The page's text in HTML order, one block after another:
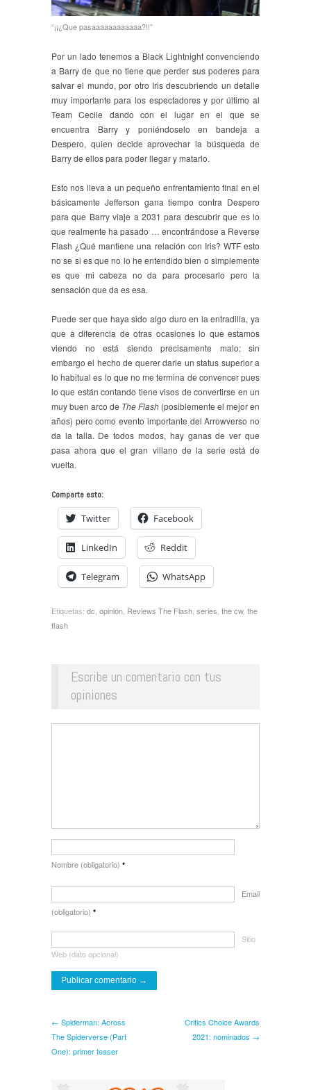
“¡¡¿Que pasaaaaaaaaaaaa?!!”
Por un lado tenemos a Black Lightnight convenciendo
a Barry de que no tiene que perder sus poderes para
salvar el mundo, por otro Iris descubriendo un detalle
muy importante para los espectadores y por último al
Team Cecile dando con el lugar en el que se
encuentra Barry y poniéndoselo en bandeja a
Despero, quien decide aprovechar la búsqueda de
Barry de ellos para poder llegar y matarlo.
Esto nos lleva a un pequeño enfrentamiento final en el
básicamente Jefferson gana tiempo contra Despero
para que Barry viaje a 2031 para descubrir que es lo
que realmente ha pasado … encontrándose a Reverse
Flash ¿Qué mantiene una relación con Iris? WTF esto
no se si es que no lo he entendido bien o simplemente
es que mi cabeza no da para procesarlo pero la
sensación que da es esa.
Puede ser que haya sido algo duro en la entradilla, ya
que a diferencia de otras ocasiones lo que estamos
viendo no está siendo precisamente malo; sin
embargo el hecho de querer darle un status superior a
lo habitual es lo que no me termina de convencer pues
lo que están contando tiene visos de convertirse en un
muy buen arco de The Flash (posiblemente el mejor en
años) pero como evento importante del Arrowverso no
da la talla. De todos modos, hay ganas de ver que
pasa ahora que el gran villano de la serie está de
vuelta.
Comparte esto:
Twitter Facebook
LinkedIn Reddit
Telegram WhatsApp
Etiquetas: dc opinión Reviews The Flash series the cw, the
flash
Escribe un comentario con tus
opiniones
Nombre (obligatorio) *
Email
(obligatorio) *
Sitio
Web (dato opcional)
← Spiderman: Across
The Spiderverse (Part
One): primer teaser
Critics Choice Awards
2021: nominados →